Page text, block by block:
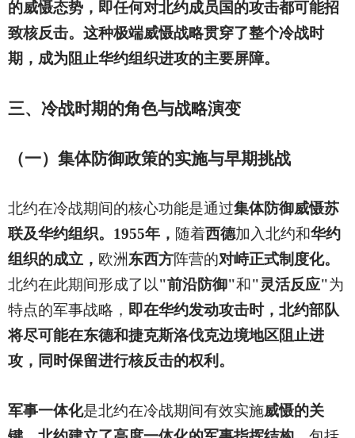
的威慑态势，即任何对北约成员国的攻击都可能招
致核反击。这种极端威慑战略贯穿了整个冷战时
期，成为阻止华约组织进攻的主要屏障。
三、冷战时期的角色与战略演变
（一）集体防御政策的实施与早期挑战
北约在冷战期间的核心功能是通过集体防御威慑苏
联及华约组织。1955年， 随着西德加入北约和华约
组织的成立， 欧洲东西方阵营的对峙正式制度化。
北约在此期间形成了以"前沿防御"和"灵活反应"为
特点的军事战略， 即在华约发动攻击时，北约部队
将尽可能在东德和捷克斯洛伐克边境地区阻止进
攻，同时保留进行核反击的权利。
军事一体化是北约在冷战期间有效实施威慑的关